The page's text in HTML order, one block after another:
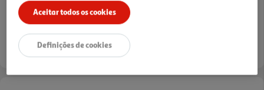
Entrega estimada entre 17/08/2026 e 18/08/2026
Aceitar todos os cookies
Definições de cookies